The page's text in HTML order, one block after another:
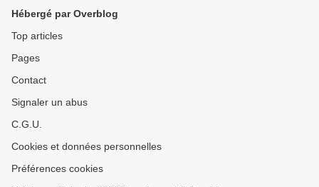
Hébergé par Overblog
Top articles
Pages
Contact
Signaler un abus
C.G.U.
Cookies et données personnelles
Préférences cookies